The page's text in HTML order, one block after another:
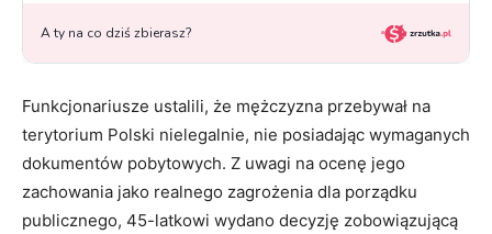
Funkcjonariusze ustalili, że mężczyzna przebywał na
terytorium Polski nielegalnie, nie posiadając wymaganych
dokumentów pobytowych. Z uwagi na ocenę jego
zachowania jako realnego zagrożenia dla porządku
publicznego, 45-latkowi wydano decyzję zobowiązującą